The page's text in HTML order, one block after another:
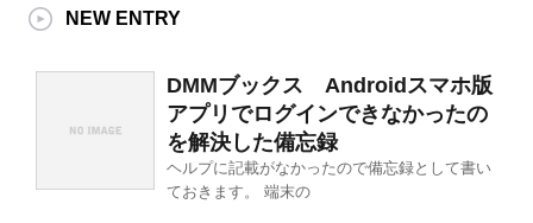
NEW ENTRY
DMMブックス Androidスマホ版
アプリでログインできなかったの
を解決した備忘録
ヘルプに記載がなかったので備忘録として書い
ておきます。 端末の